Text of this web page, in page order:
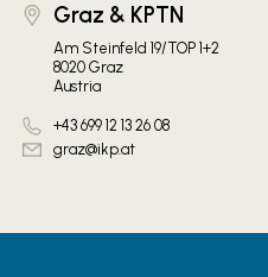
Graz & KPTN
Am Steinfeld 19/TOP 1+2
8020 Graz
Austria
+43 699 12 13 26 08
graz@ikp.at